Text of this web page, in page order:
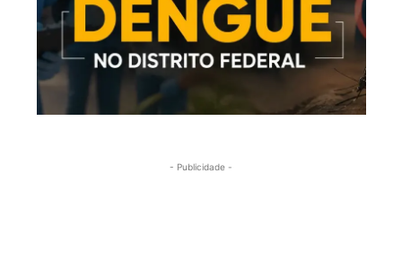
- Publicidade -